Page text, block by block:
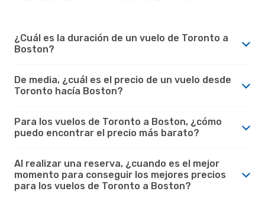
¿Cuál es la duración de un vuelo de Toronto a
Boston?
De media, ¿cuál es el precio de un vuelo desde
Toronto hacía Boston?
Para los vuelos de Toronto a Boston, ¿cómo
puedo encontrar el precio más barato?
Al realizar una reserva, ¿cuando es el mejor
momento para conseguir los mejores precios
para los vuelos de Toronto a Boston?